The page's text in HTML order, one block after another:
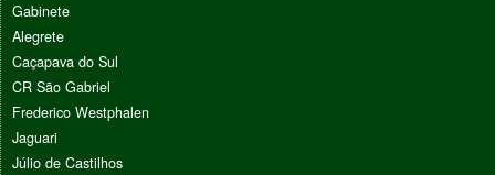
Gabinete
Alegrete
Caçapava do Sul
CR São Gabriel
Frederico Westphalen
Jaguari
Júlio de Castilhos